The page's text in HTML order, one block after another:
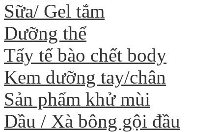
Sữa/ Gel tắm
Dưỡng thể
Tẩy tế bào chết body
Kem dưỡng tay/chân
Sản phẩm khử mùi
Dầu / Xà bông gội đầu